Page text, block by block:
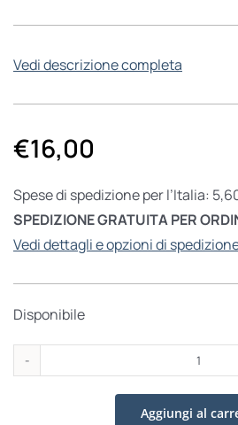
Vedi descrizione completa
€16,00
Spese di spedizione per l’Italia:
SPEDIZIONE GRATUITA PER
Vedi dettagli e opzioni di
Disponibile
Gli
ultimi
Aggiungi al